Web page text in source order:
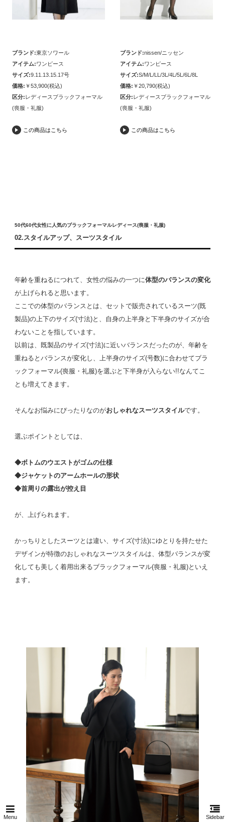
Menu Sidebar
ブランド:東京ソワール
アイテム:ワンピース
サイズ:9.11.13.15.17号
価格: ￥53,900(税込)
区分:レディースブラックフォーマル
(喪服・礼服)
この商品はこちら
ブランド:nissen/ニッセン
アイテム:ワンピース
サイズ:S/M/L/LL/3L/4L/5L/6L/8L
価格: ￥20,790(税込)
区分:レディースブラックフォーマル
(喪服・礼服)
この商品はこちら
50代60代女性に人気のブラックフォーマルレディース(喪服・礼服)
02.スタイルアップ、スーツスタイル
年齢を重ねるにつれて、女性の悩みの一つに体型のバランスの変化
が上げられると思います。
ここでの体型のバランスとは、セットで販売されているスーツ(既
製品)の上下のサイズ(寸法)と、自身の上半身と下半身のサイズが合
わないことを指しています。
以前は、既製品のサイズ(寸法)に近いバランスだったのが、年齢を
重ねるとバランスが変化し、上半身のサイズ(号数)に合わせてブラ
ックフォーマル(喪服・礼服)を選ぶと下半身が入らない!!なんてこ
とも増えてきます。
そんなお悩みにぴったりなのがおしゃれなスーツスタイルです。
選ぶポイントとしては、
◆ボトムのウエストがゴムの仕様
◆ジャケットのアームホールの形状
◆首周りの露出が控え目
が、上げられます。
かっちりとしたスーツとは違い、サイズ(寸法)にゆとりを持たせた
デザインが特徴のおしゃれなスーツスタイルは、体型バランスが変
化しても美しく着用出来るブラックフォーマル(喪服・礼服)といえ
ます。